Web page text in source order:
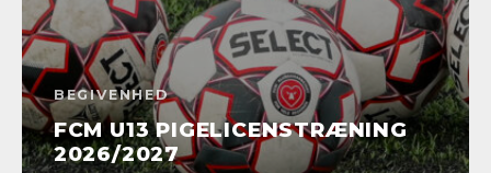
BEGIVENHED
FCM U13 PIGELICENSTRÆNING
2026/2027